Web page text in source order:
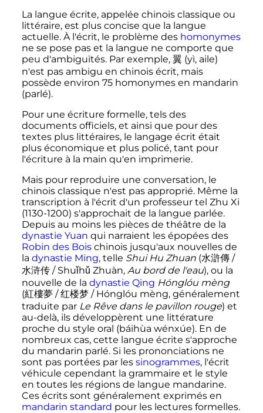
La langue écrite, appelée chinois classique ou
littéraire, est plus concise que la langue
actuelle. À l'écrit, le problème des homonymes
ne se pose pas et la langue ne comporte que
peu d'ambiguïtés. Par exemple, 翼(yì, aile)
n'est pas ambigu en chinois écrit, mais
possède environ 75 homonymes en mandarin
(parlé).
Pour une écriture formelle, tels des
documents officiels, et ainsi que pour des
textes plus littéraires, le langage écrit était
plus économique et plus policé, tant pour
l'écriture à la main qu'en imprimerie.
Mais pour reproduire une conversation, le
chinois classique n'est pas approprié. Même la
transcription à l'écrit d'un professeur tel Zhu Xi
(1130-1200) s'approchait de la langue parlée.
Depuis au moins les pièces de théâtre de la
dynastie Yuan qui narraient les épopées des
Robin des Boischinois jusqu'aux nouvelles de
la dynastie Ming, telle Shui Hu Zhuan(水滸傳/
水浒传 / Shuǐhǔ Zhuàn, Au bord de l'eau), ou la
nouvelle de la dynastie Qing Hónglóu mèng
(紅樓夢/ 红楼梦 / Hónglóu mèng, généralement
traduite par Le Rêve dans le pavillon rouge) et
au-delà, ils développèrent une littérature
proche du style oral (báihùa wénxúe). En de
nombreux cas, cette langue écrite s'approche
du mandarin parlé. Si les prononciations ne
sont pas portées par les sinogrammes, l'écrit
véhicule cependant la grammaire et le style
en toutes les régions de langue mandarine.
Ces écrits sont généralement exprimés en
mandarin standard pour les lectures formelles.